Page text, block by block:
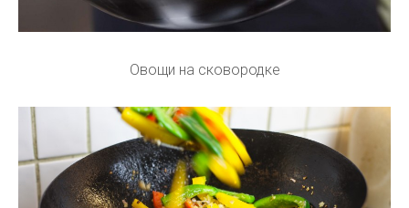
Овощи на сковородке